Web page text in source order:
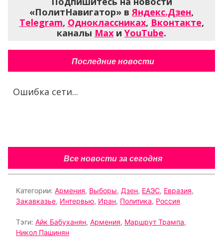
«ПолитНавигатор» в Яндекс.Дзен,
Telegram, Одноклассниках, Вконтакте,
каналы Max и YouTube.
Последние новости
Ошибка сети...
Все новости за сегодня
Категории: Армения, Выборы, Дзен, ЕАЭС, Евразия,
Закавказье, Интервью, Иран, Политика, Россия
Тэги: Айк Бабуханян, Армения, Маршрут Трампа,
Никол Пашинян